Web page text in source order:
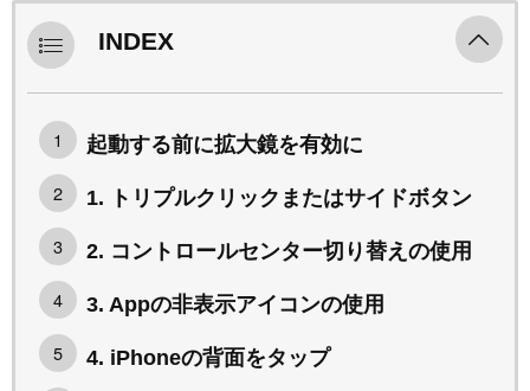
INDEX
起動する前に拡大鏡を有効に
1. トリプルクリックまたはサイドボタン
2. コントロールセンター切り替えの使用
3. Appの非表示アイコンの使用
4. iPhoneの背面をタップ